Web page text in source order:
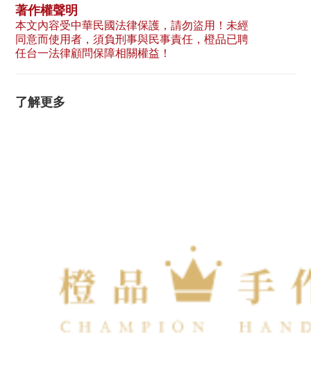
著作權聲明
本文內容受中華民國法律保護，請勿盜用！未經
同意而使用者，須負刑事與民事責任，橙品已聘
任台一法律顧問保障相關權益！
了解更多